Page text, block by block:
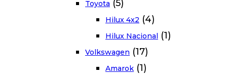
Toyota (5)
Hilux 4x2 (4)
Hilux Nacional (1)
Volkswagen (17)
Amarok (1)